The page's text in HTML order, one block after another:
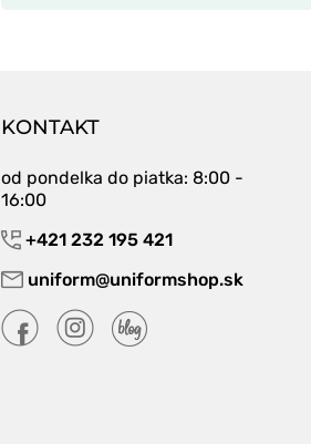
KONTAKT
od pondelka do piatka: 8:00 -
16:00
+421 232 195 421
uniform@uniformshop.sk